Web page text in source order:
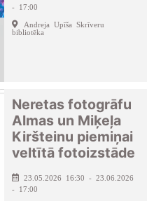
- 17:00
Andreja Upīša Skrīveru
bibliotēka
Neretas fotogrāfu
Almas un Miķeļa
Kiršteinu piemiņai
veltītā fotoizstāde
23.05.2026 16:30 - 23.06.2026
- 17:00